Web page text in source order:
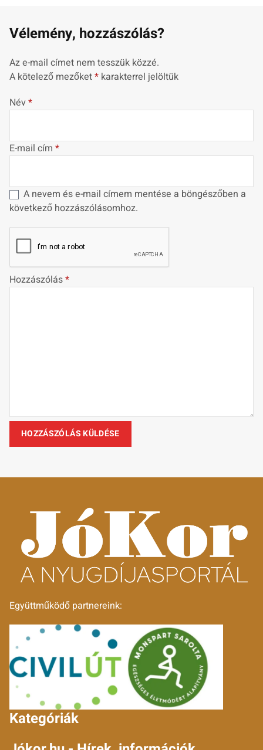
Vélemény, hozzászólás?
Az e-mail címet nem tesszük közzé.
A kötelező mezőket* karakterrel jelöltük
Név*
E-mail cím *
A nevem és e-mail címem mentése a böngészőben a
következő hozzászólásomhoz.
Hozzászólás*
Együttműködő partnereink:
Kategóriák